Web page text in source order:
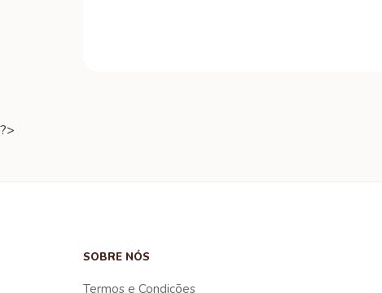
?>
SOBRE NÓS
Termos e Condições